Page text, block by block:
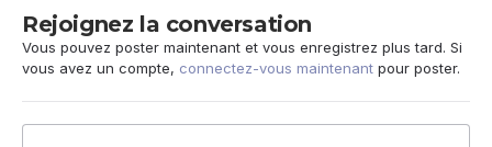
Rejoignez la conversation
Vous pouvez poster maintenant et vous enregistrez plus tard. Si
vous avez un compte, connectez-vous maintenant pour poster.